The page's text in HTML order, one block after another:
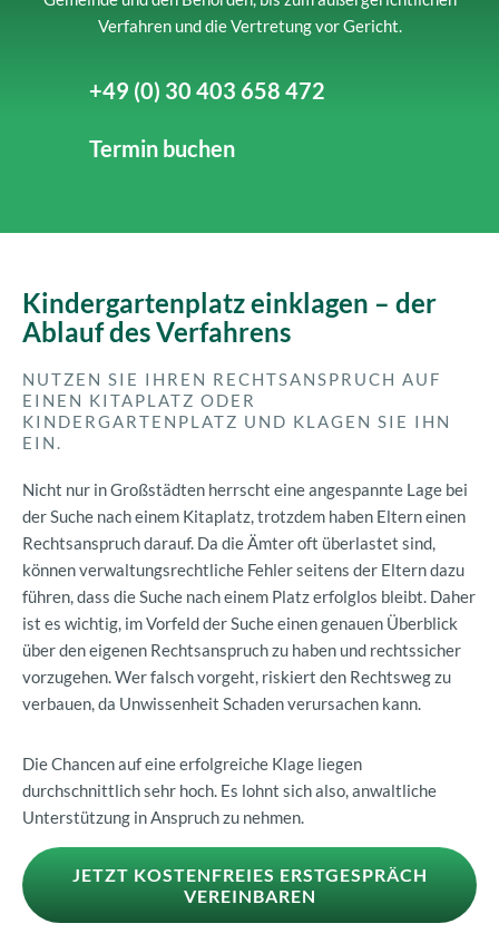
Verfahren und die Vertretung vor Gericht.
+49 (0) 30 403 658 472
Termin buchen
Kindergartenplatz einklagen – der
Ablauf des Verfahrens
NUTZEN SIE IHREN RECHTSANSPRUCH AUF
EINEN KITAPLATZ ODER
KINDERGARTENPLATZ UND KLAGEN SIE IHN
EIN.
Nicht nur in Großstädten herrscht eine angespannte Lage bei
der Suche nach einem Kitaplatz, trotzdem haben Eltern einen
Rechtsanspruch darauf. Da die Ämter oft überlastet sind,
können verwaltungsrechtliche Fehler seitens der Eltern dazu
führen, dass die Suche nach einem Platz erfolglos bleibt. Daher
ist es wichtig, im Vorfeld der Suche einen genauen Überblick
über den eigenen Rechtsanspruch zu haben und rechtssicher
vorzugehen. Wer falsch vorgeht, riskiert den Rechtsweg zu
verbauen, da Unwissenheit Schaden verursachen kann.
Die Chancen auf eine erfolgreiche Klage liegen
durchschnittlich sehr hoch. Es lohnt sich also, anwaltliche
Unterstützung in Anspruch zu nehmen.
JETZT KOSTENFREIES ERSTGESPRÄCH
VEREINBAREN